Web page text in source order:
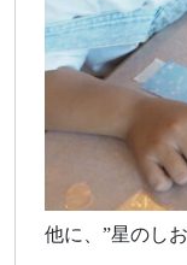
他に、”星のし